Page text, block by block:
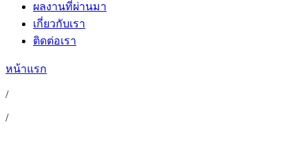
ผลงานที่ผ่านมา
เกี่ยวกับเรา
ติดต่อเรา
หน้าแรก
/
/